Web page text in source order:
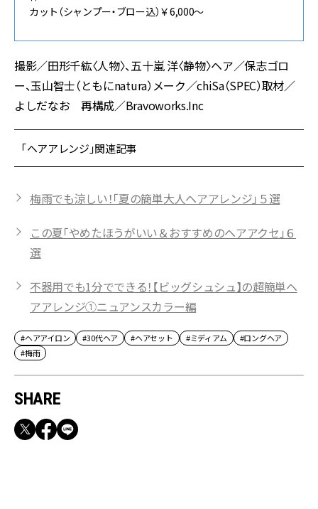
カット（シャンプー・ブロー込）￥6,000〜
撮影／田形千紘〈人物〉、五十嵐 洋〈静物〉ヘア／保志ゴロ
ー、玉山智士（ともにnatura）メーク／chiSa（SPEC）取材／
よしだなお 再構成／Bravoworks.Inc
「ヘアアレンジ」関連記事
梅雨でも涼しい！「夏の簡単大人ヘアアレンジ」５選
この夏「やめたほうがいい＆おすすめのヘアアクセ」６
選
不器用でも1分でできる！【ビッグシュシュ】の超簡単ヘ
アアレンジ①ニュアンスカラー編
#ヘアアイロン #30代ヘア #ヘアセット #ミディアム
#ロングヘア
#梅雨
SHARE